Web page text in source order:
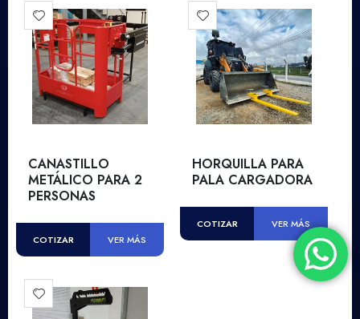
CANASTILLO
METÁLICO PARA 2
PERSONAS
COTIZAR VER MÁS
HORQUILLA PARA
PALA CARGADORA
COTIZAR VER MÁS